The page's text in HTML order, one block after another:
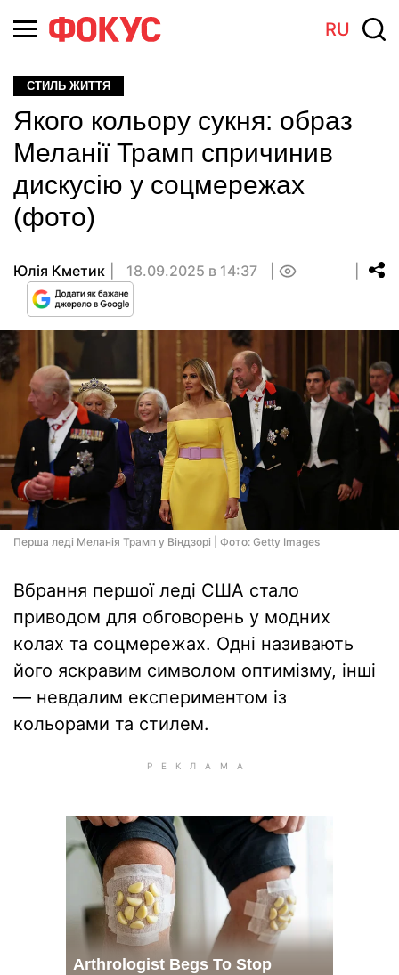
RU
СТИЛЬ ЖИТТЯ
Якого кольору сукня: образ
Меланії Трамп спричинив
дискусію у соцмережах
(фото)
Юлія Кметик 18.09.2025 в 14:37
Перша леді Меланія Трамп у Віндзорі | Фото: Getty Images
Вбрання першої леді США стало
приводом для обговорень у модних
колах та соцмережах. Одні називають
його яскравим символом оптимізму, інші
— невдалим експериментом із
кольорами та стилем.